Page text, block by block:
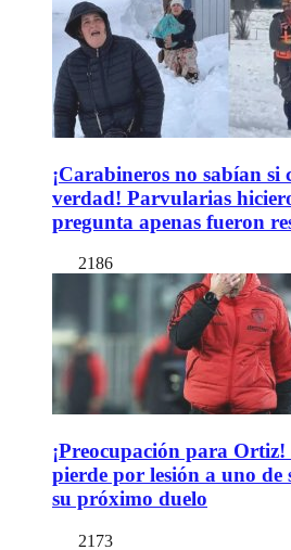
¡Carabineros no sabían si
verdad! Parvularias
pregunta apenas fueron
2186
¡Preocupación para
pierde por lesión a uno de
su próximo duelo
2173